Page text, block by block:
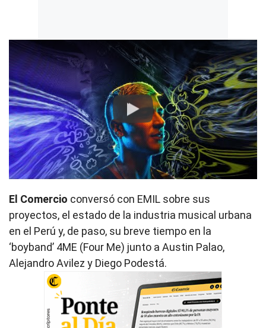
Play
El Comercio conversó con EMIL sobre sus
proyectos, el estado de la industria musical urbana
en el Perú y, de paso, su breve tiempo en la
‘boyband’ 4ME (Four Me) junto a Austin Palao,
Alejandro Avilez y Diego Podestá.